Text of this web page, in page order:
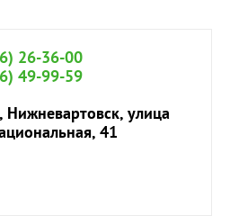
26-36-00
49-99-59
Нижневартовск, улица
41